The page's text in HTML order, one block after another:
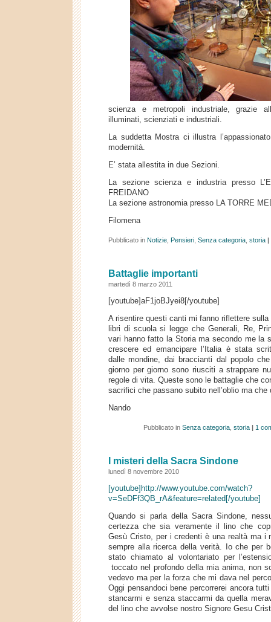
scienza e metropoli industriale, grazie
illuminati, scienziati e industriali.
La suddetta Mostra ci illustra
modernità.
E’ stata allestita in due Sezioni.
La sezione scienza e industria presso
FREIDANO
La sezione astronomia presso LA TORRE
Filomena
Pubblicato in Notizie Pensieri Senza categoria storia |
Battaglie importanti
martedì 8 marzo 2011
[youtube]aF1joBJyei8[/youtube]
A risentire questi canti mi fanno riflettere sulla
libri di scuola si legge che Generali, Re,
vari hanno fatto la Storia ma secondo me la
crescere ed emancipare l’Italia è stata
dalle mondine, dai braccianti dal popolo
giorno per giorno sono riusciti a strappare
regole di vita. Queste sono le battaglie che
sacrifici che passano subito nell’oblio ma che
Nando
Pubblicato in Senza categoria storia | 1
I misteri della Sacra Sindone
lunedì 8 novembre 2010
[youtube]http://www.youtube.com/watch?
v=SeDFf3QB_rA&feature=related[/youtube]
Quando si parla della Sacra Sindone,
certezza che sia veramente il lino che
Gesù Cristo, per i credenti è una realtà ma i
sempre alla ricerca della verità. Io che per
stato chiamato al volontariato per
toccato nel profondo della mia anima, non
vedevo ma per la forza che mi dava nel
Oggi pensandoci bene percorrerei ancora
stancarmi e senza staccarmi da quella
del lino che avvolse nostro Signore Gesu